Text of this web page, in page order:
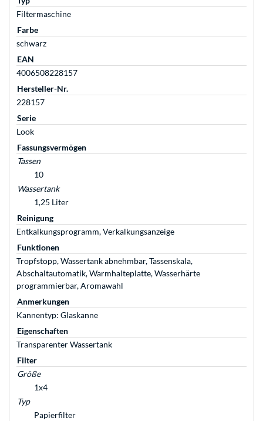
Filtermaschine
Farbe
schwarz
EAN
4006508228157
Hersteller-Nr.
228157
Serie
Look
Fassungsvermögen
Tassen
10
Wassertank
1,25 Liter
Reinigung
Entkalkungsprogramm, Verkalkungsanzeige
Funktionen
Tropfstopp, Wassertank abnehmbar, Tassenskala,
Abschaltautomatik, Warmhalteplatte, Wasserhärte
programmierbar, Aromawahl
Anmerkungen
Kannentyp: Glaskanne
Eigenschaften
Transparenter Wassertank
Filter
Größe
1x4
Typ
Papierfilter